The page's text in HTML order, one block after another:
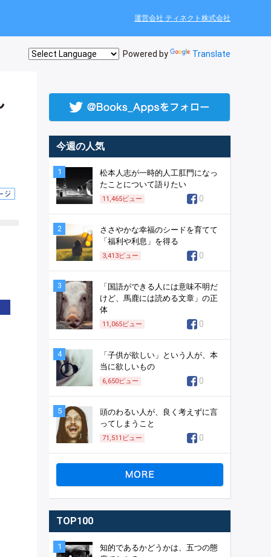
運営会社 ティネクト株式会社
Powered by Translate
今週の人気
1
松本人志が一時的人工肛門になっ
たことについて語りたい
11,465ビュー 0
2
ささやかな幸福のシードを育てて
「福利や利息」を得る
3,413ビュー 0
3
「国語ができる人には意味不明だ
けど、馬鹿には読める文章」の正
体
11,065ビュー 0
4
「子供が欲しい」という人が、本
当に欲しいもの
6,650ビュー 0
5
頭のわるい人が、良く考えずに言
ってしまうこと
71,511 ビュー 0
TOP100
1
知的であるかどうかは、五つの態